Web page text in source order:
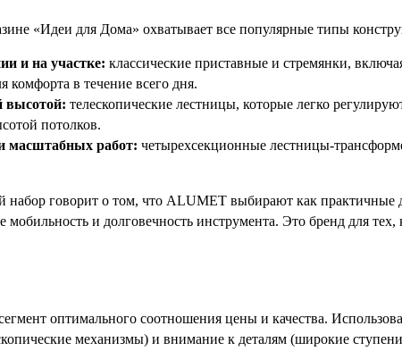
«Идеи для Дома» охватывает все популярные типы
и на участке: классические приставные и стремянки,
в течение всего дня.
высотой: телескопические лестницы, которые легко
потолков.
масштабных работ: четырехсекционные лестницы-
набор говорит о том, что ALUMET выбирают как практичные
и долговечность инструмента. Это бренд для
оптимального соотношения цены и качества.
механизмы) и внимание к деталям (широкие